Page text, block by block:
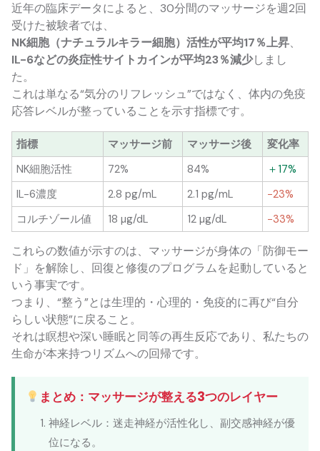
近年の臨床データによると、30分間のマッサージを週2回
受けた被験者では、
NK細胞（ナチュラルキラー細胞）活性が平均17％上昇、
IL-6などの炎症性サイトカインが平均23％減少しまし
た。
これは単なる“気分のリフレッシュ”ではなく、体内の免疫
応答レベルが整っていることを示す指標です。
指標 マッサージ前 マッサージ後
変化率
NK細胞活性
72% 84%
＋17%
IL-6濃度
2.8 pg/mL 2.1 pg/mL
−23%
コルチゾール値
18 µg/dL 12 µg/dL −33%
これらの数値が示すのは、マッサージが身体の「防御モー
ド」を解除し、回復と修復のプログラムを起動していると
いう事実です。
つまり、“整う”とは生理的・心理的・免疫的に再び“自分
らしい状態”に戻ること。
それは瞑想や深い睡眠と同等の再生反応であり、私たちの
生命が本来持つリズムへの回帰です。
まとめ：マッサージが整える3つのレイヤー
神経レベル：迷走神経が活性化し、副交感神経が優
位になる。